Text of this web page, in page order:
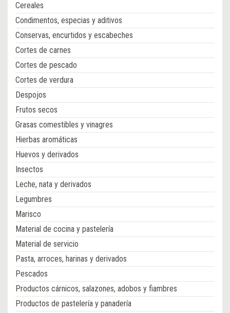
Cereales
Condimentos, especias y aditivos
Conservas, encurtidos y escabeches
Cortes de carnes
Cortes de pescado
Cortes de verdura
Despojos
Frutos secos
Grasas comestibles y vinagres
Hierbas aromáticas
Huevos y derivados
Insectos
Leche, nata y derivados
Legumbres
Marisco
Material de cocina y pastelería
Material de servicio
Pasta, arroces, harinas y derivados
Pescados
Productos cárnicos, salazones, adobos y fiambres
Productos de pastelería y panadería